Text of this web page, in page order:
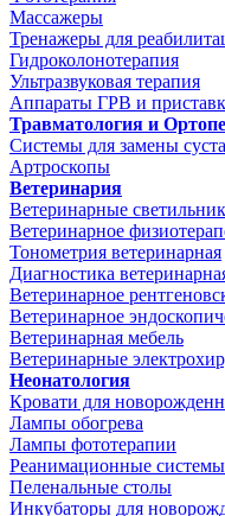
Массажеры
Тренажеры для
Гидроколонотерапия
Ультразвуковая терапия
Аппараты ГРВ и
Травматология и
Системы для замены
Артроскопы
Ветеринария
Ветеринарные
Ветеринарное
Тонометрия ветеринарная
Диагностика
Ветеринарное
Ветеринарное
Ветеринарная мебель
Ветеринарные
Неонатология
Кровати для
Лампы обогрева
Лампы фототерапии
Реанимационные
Пеленальные столы
Инкубаторы для